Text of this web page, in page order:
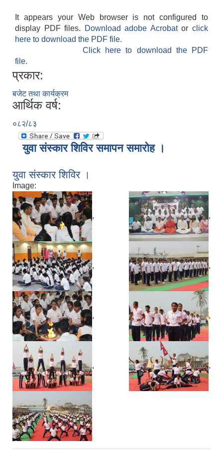
It appears your Web browser is not configured to
display PDF files.
Download adobe Acrobatorclick
here to download the PDF file.
Click here to download the PDF
file.
प्रकार:
बजेट तथा कार्यक्रम
आर्थिक वर्ष:
०८२/८३
युवा संस्कार शिविर समापन समारोह ।
युवा संस्कार शिविर ।
Image:
, ,
, ,
, ,
, ,